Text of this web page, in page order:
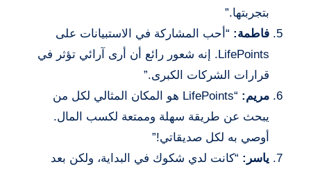
بتجربتها.”
فاطمة: “أحب المشاركة في الاستبيانات على
LifePoints. إنه شعور رائع أن أرى آرائي تؤثر في
قرارات الشركات الكبرى.”
مريم:
“LifePoints هو المكان المثالي لكل من
يبحث عن طريقة سهلة وممتعة لكسب المال.
أوصي به لكل صديقاتي!”
ياسر: “كانت لدي شكوك في البداية، ولكن بعد